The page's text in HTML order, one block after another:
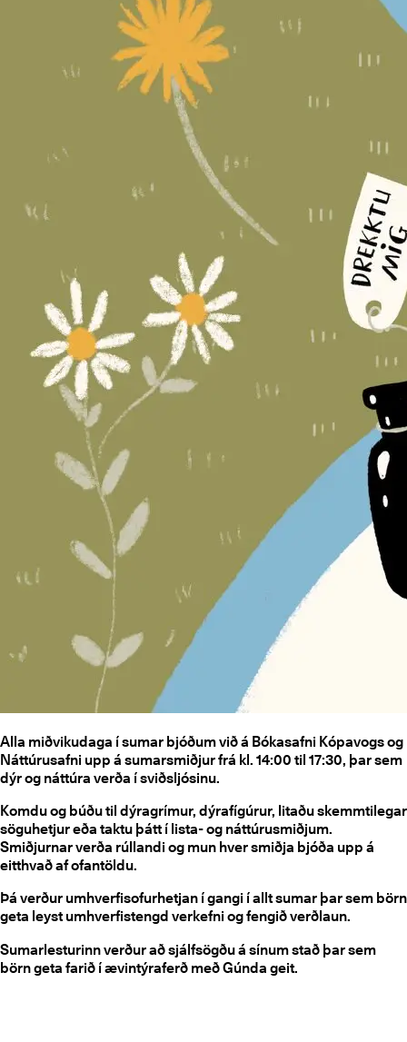
Alla miðvikudaga í sumar bjóðum við á Bókasafni Kópavogs og
Náttúrusafni upp á sumarsmiðjur frá kl. 14:00 til 17:30, þar sem
dýr og náttúra verða í sviðsljósinu.
Komdu og búðu til dýragrímur, dýrafígúrur, litaðu skemmtilegar
söguhetjur eða taktu þátt í lista- og náttúrusmiðjum.
Smiðjurnar verða rúllandi og mun hver smiðja bjóða upp á
eitthvað af ofantöldu.
Þá verður umhverfisofurhetjan í gangi í allt sumar þar sem börn
geta leyst umhverfistengd verkefni og fengið verðlaun.
Sumarlesturinn verður að sjálfsögðu á sínum stað þar sem
börn geta farið í ævintýraferð með Gúnda geit.